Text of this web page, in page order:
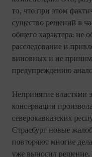
то, что при этом
существо решений в
общего характера: не
расследование и
виновных и не
предупреждению
Непринятие властями
консервации
северокавказских
Страсбург новые
повторяют многие
уже выносил решение.